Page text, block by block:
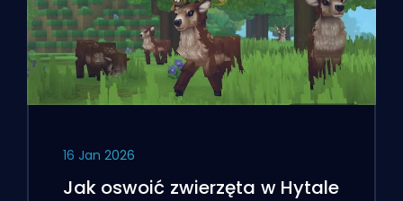
16 Jan 2026
Jak oswoić zwierzęta w Hytale